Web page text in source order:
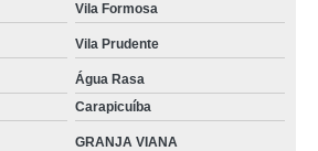
Vila Formosa
Vila Prudente
Água Rasa
Carapicuíba
GRANJA VIANA